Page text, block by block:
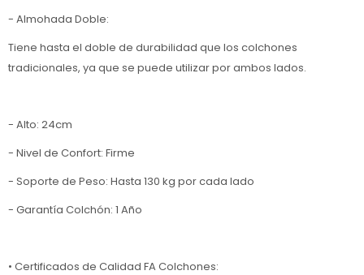
- Almohada Doble:
Tiene hasta el doble de durabilidad que los colchones
tradicionales, ya que se puede utilizar por ambos lados.
- Alto: 24cm
- Nivel de Confort: Firme
- Soporte de Peso: Hasta 130 kg por cada lado
- Garantía Colchón: 1 Año
• Certificados de Calidad FA Colchones: